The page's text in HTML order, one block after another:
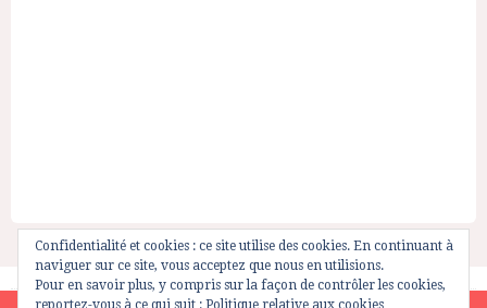
Confidentialité et cookies : ce site utilise des cookies. En continuant à
naviguer sur ce site, vous acceptez que nous en utilisions.
Pour en savoir plus, y compris sur la façon de contrôler les cookies,
reportez-vous à ce qui suit : Politique relative aux cookies